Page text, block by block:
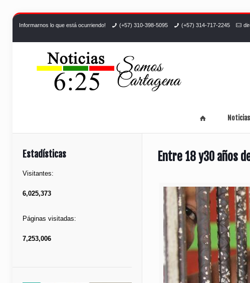
Informarnos lo que está ocurriendo! (+57) 310-398-5095 (+57) 314-717-2245
Noticias
Entre 18 y30 años
Estadísticas
Visitantes:
6,025,373
Páginas visitadas:
7,253,006